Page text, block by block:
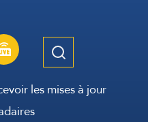
les mises à jour